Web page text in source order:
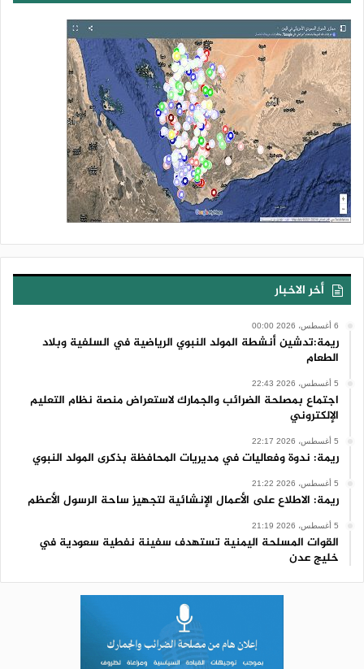
أخر الاخبار
6 أغسطس، 2026 00:00
ريمة:تدشين أنشطة المولد النبوي الرياضية في السلفية وبلاد
الطعام
5 أغسطس، 2026 22:43
اجتماع بمصلحة الضرائب والجمارك لاستعراض منصة نظام التعليم
الإلكتروني
5 أغسطس، 2026 22:17
ريمة: ندوة وفعاليات في مديريات المحافظة بذكرى المولد النبوي
5 أغسطس، 2026 21:22
ريمة: الاطلاع على الأعمال الإنشائية لتجهيز ساحة الرسول الأعظم
5 أغسطس، 2026 21:19
القوات المسلحة اليمنية تستهدف سفينة نفطية سعودية في
خليج عدن